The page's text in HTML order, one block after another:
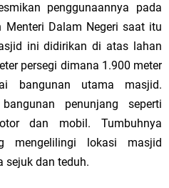
penggunaannya pada
Dalam Negeri saat itu
ini didirikan di atas lahan
persegi dimana 1.900 meter
bangunan utama masjid.
penunjang seperti
dan mobil. Tumbuhnya
mengelilingi lokasi masjid
sejuk dan teduh.